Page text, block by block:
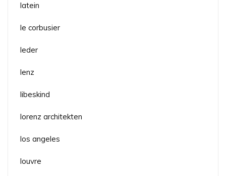
latein
le corbusier
leder
lenz
libeskind
lorenz architekten
los angeles
louvre